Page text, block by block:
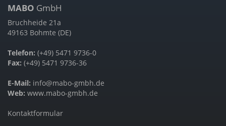
MABO GmbH
Bruchheide 21a
49163 Bohmte (DE)
Telefon: (+49) 5471 9736-0
Fax: (+49) 5471 9736-36
E-Mail: info@mabo-gmbh.de
Web: www.mabo-gmbh.de
Kontaktformular